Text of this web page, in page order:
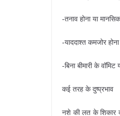
-तनाव होना या
-याददाश्त कमजोर
-बिना बीमारी के वॉमिट
कई तरह के दुष्प्रभाव
नशे की लत के शिकार